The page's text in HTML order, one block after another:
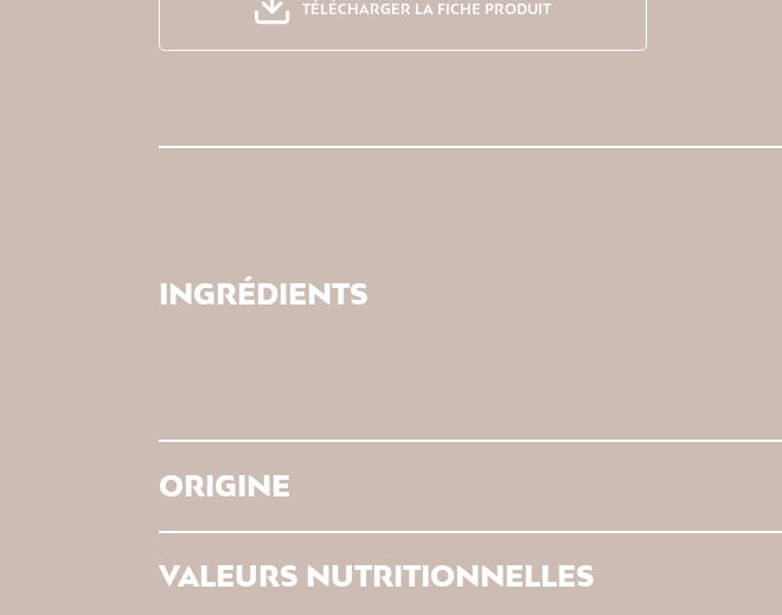
TÉLÉCHARGER LA FICHE PRODUIT
INGRÉDIENTS
ORIGINE
VALEURS NUTRITIONNELLES